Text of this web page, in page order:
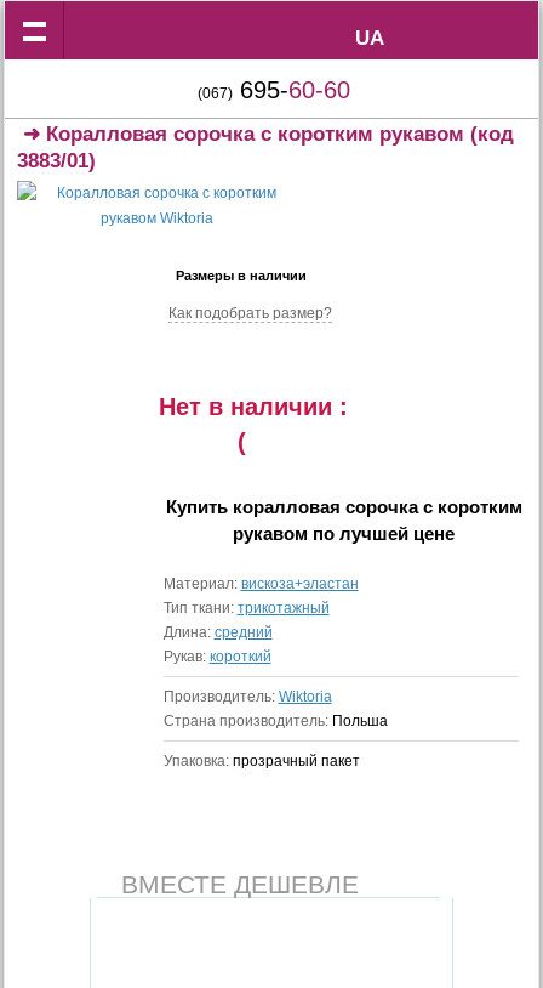
UA
UA
(067) 695-60-60
➜ Коралловая сорочка с коротким рукавом (код
3883/01)
Размеры в наличии
Как подобрать размер?
Нет в наличии :
(
Купить коралловая сорочка с коротким
рукавом по лучшей цене
Материал: вискоза+эластан
Тип ткани: трикотажный
Длина: средний
Рукав: короткий
Производитель: Wiktoria
Страна производитель: Польша
Упаковка: прозрачный пакет
ВМЕСТЕ ДЕШЕВЛЕ